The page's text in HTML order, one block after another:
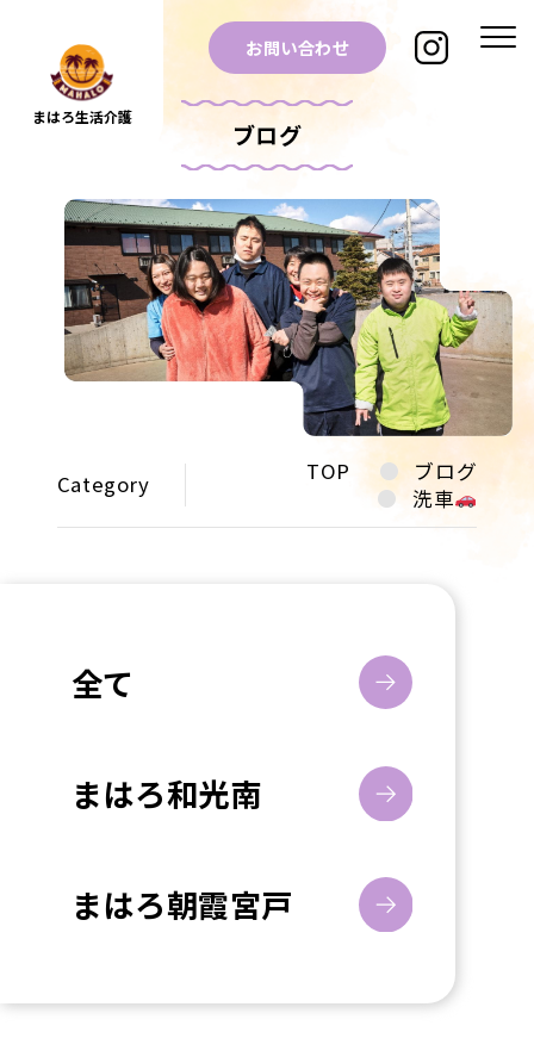
まはろ生活介護
お問い合わせ
ブログ
Category TOP
ブログ
洗車
全て
まはろ和光南
まはろ朝霞宮戸